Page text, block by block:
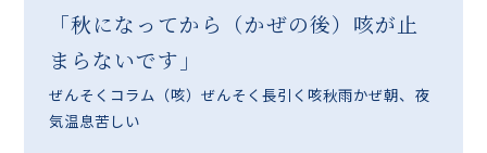
「秋になってから（かぜの後）咳が止
まらないです」
ぜんそくコラム （咳）ぜんそく 長引く咳秋雨かぜ朝、夜
気温息苦しい